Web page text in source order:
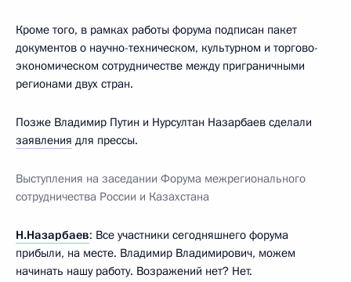
Кроме того, в рамках работы форума подписан пакет
документов о научно-техническом, культурном и торгово-
экономическом сотрудничестве между приграничными
регионами двух стран.
Позже Владимир Путин и Нурсултан Назарбаев сделали
заявления для прессы.
Выступления на заседании Форума межрегионального
сотрудничества России и Казахстана
Н.Назарбаев: Все участники сегодняшнего форума
прибыли, на месте. Владимир Владимирович, можем
начинать нашу работу. Возражений нет? Нет.